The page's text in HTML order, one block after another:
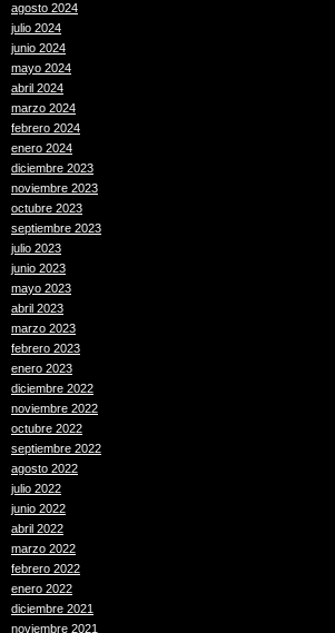
agosto 2024
julio 2024
junio 2024
mayo 2024
abril 2024
marzo 2024
febrero 2024
enero 2024
diciembre 2023
noviembre 2023
octubre 2023
septiembre 2023
julio 2023
junio 2023
mayo 2023
abril 2023
marzo 2023
febrero 2023
enero 2023
diciembre 2022
noviembre 2022
octubre 2022
septiembre 2022
agosto 2022
julio 2022
junio 2022
abril 2022
marzo 2022
febrero 2022
enero 2022
diciembre 2021
noviembre 2021